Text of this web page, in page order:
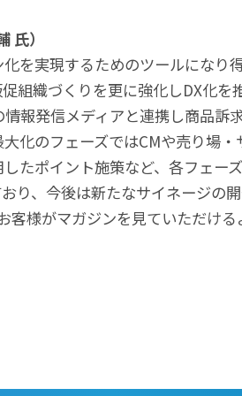
氏）
を実現するためのツールにな
組織づくりを更に強化しDX化
報発信メディアと連携し商品
化のフェーズではCMや売り場
たポイント施策など、各フェ
り、今後は新たなサイネージ
様がマガジンを見ていただけ